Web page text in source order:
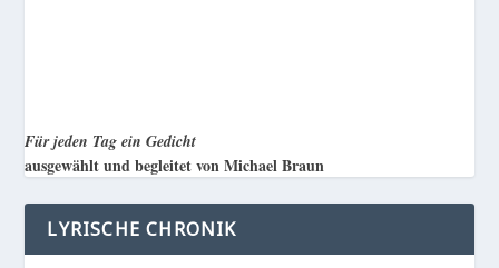
Für jeden Tag ein Gedicht
ausgewählt und begleitet von Michael Braun
LYRISCHE CHRONIK